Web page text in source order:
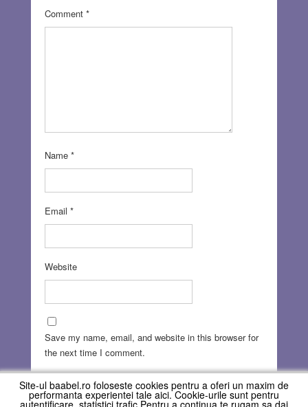
Comment *
Name *
Email *
Website
Save my name, email, and website in this browser for
the next time I comment.
Site-ul baabel.ro foloseste cookies pentru a oferi un maxim de
performanta experientei tale aici. Cookie-urile sunt pentru
autentificare, statistici trafic Pentru a continua te rugam sa dai